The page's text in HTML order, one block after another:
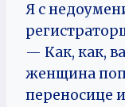
Я с
— Как, как,
женщина
переносице